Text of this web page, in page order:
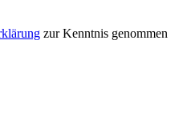
zur Kenntnis genommen